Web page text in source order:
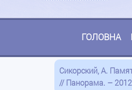
ГОЛОВНА
Сикорский, А.
// Панорама. –